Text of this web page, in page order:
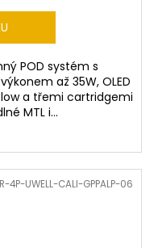
POD systém s
až 35W, OLED
a třemi cartridgemi
MTL i...
4P-UWELL-CALI-GPPALP-06